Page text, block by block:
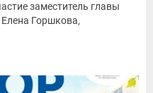
заместитель главы
Елена Горшкова,